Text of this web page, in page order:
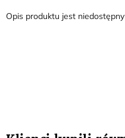
Opis produktu jest niedostępny